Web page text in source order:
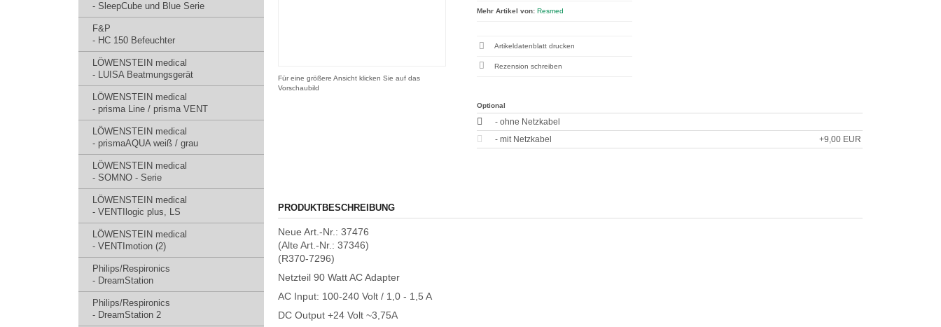
Für eine größere Ansicht klicken Sie auf das
Vorschaubild
Mehr Artikel von: Resmed
Artikeldatenblatt drucken
Rezension schreiben
Optional
- ohne Netzkabel
- mit Netzkabel
+9,00 EUR
PRODUKTBESCHREIBUNG
Neue Art.-Nr.: 37476
(Alte Art.-Nr.: 37346)
(R370-7296)
Netzteil 90 Watt AC Adapter
AC Input: 100-240 Volt / 1,0 - 1,5 A
DC Output +24 Volt ~3,75A
- SleepCube und Blue Serie
F&P
- HC 150 Befeuchter
LÖWENSTEIN medical
- LUISA Beatmungsgerät
LÖWENSTEIN medical
- prisma Line / prisma VENT
LÖWENSTEIN medical
- prismaAQUA weiß / grau
LÖWENSTEIN medical
- SOMNO - Serie
LÖWENSTEIN medical
- VENTIlogic plus, LS
LÖWENSTEIN medical
- VENTImotion (2)
Philips/Respironics
- DreamStation
Philips/Respironics
- DreamStation 2